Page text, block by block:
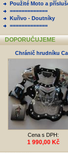
Použité Moto a
=============
Kuřivo - Doutníky
=============
DOPORUČUJEME
Chránič hrudníku
Cena s DPH:
1 990,00 Kč